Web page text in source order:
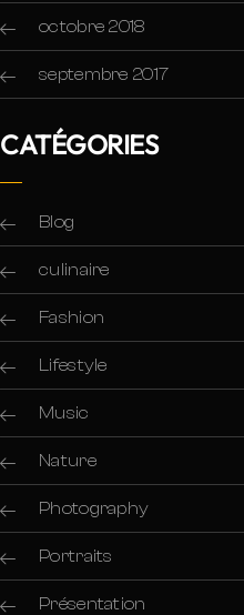
octobre 2018
septembre 2017
CATÉGORIES
Blog
culinaire
Fashion
Lifestyle
Music
Nature
Photography
Portraits
Présentation